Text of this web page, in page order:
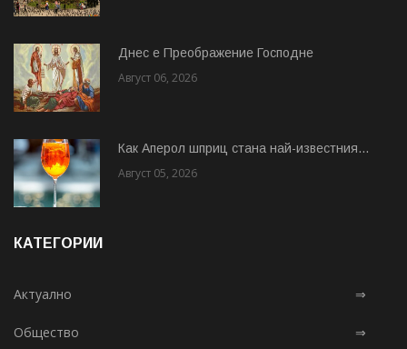
Днес е Преображение Господне
Август 06, 2026
Как Аперол шприц стана най-известния...
Август 05, 2026
КАТЕГОРИИ
Актуално ⇒
Общество ⇒